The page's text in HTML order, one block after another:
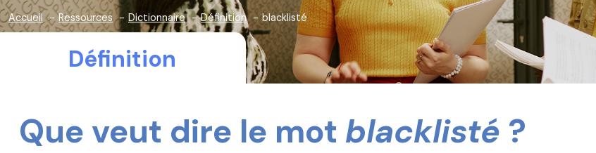
Accueil Ressources Dictionnaire Définition blacklisté
Définition
Que veut dire le mot blacklisté ?